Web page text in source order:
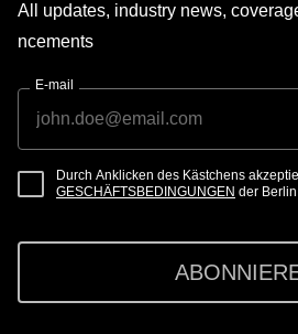
All updates, industry news,
ncements
E-mail
Durch Anklicken des Kästchens
GESCHÄFTSBEDINGUNGEN der